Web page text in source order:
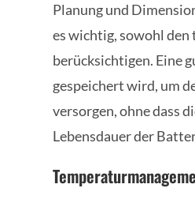
Planung und
es wichtig, sowohl den
berücksichtigen. Eine
gespeichert wird, um
versorgen, ohne dass
Lebensdauer der